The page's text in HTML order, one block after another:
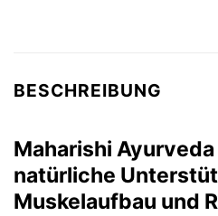
BESCHREIBUNG
Maharishi
natürliche
Muskelaufbau und